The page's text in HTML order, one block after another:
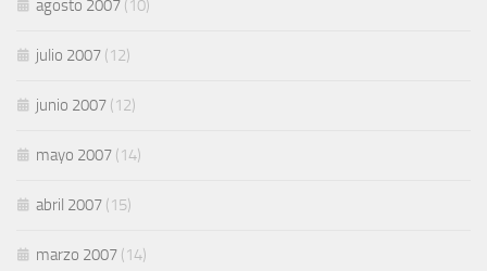
agosto 2007 (10)
julio 2007 (12)
junio 2007 (12)
mayo 2007 (14)
abril 2007 (15)
marzo 2007 (14)